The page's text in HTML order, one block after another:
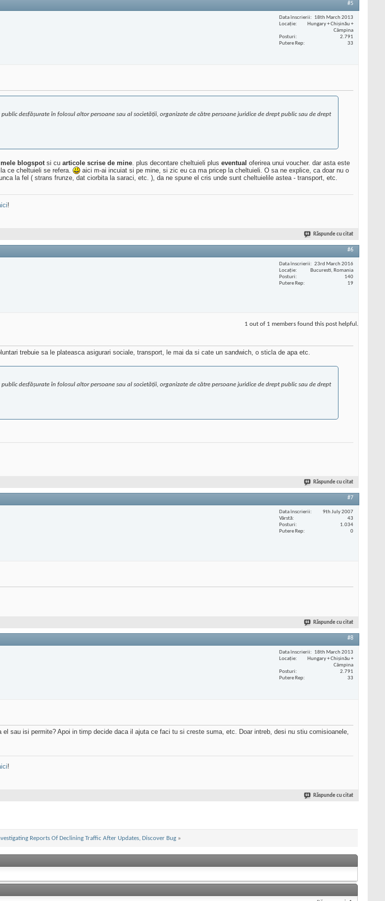
#5
Data înscrierii
18th March 2013
Locaţie
Hungary + Chișinău +
Câmpina
Posturi
2.791
Putere Rep
33
desfășurate în folosul altor persoane sau al societății, organizate de către persoane juridice de drept public sau de drept
blogspotsi cu articole scrise de mine. plus decontare cheltuieli plus eventual oferirea unui voucher. dar asta este
ce cheltuieli se refera.
aici m-ai incuiat si pe mine, si zic eu ca ma pricep la cheltuieli. O sa ne explice, ca doar nu o
la fel ( strans frunze, dat ciorbita la saraci, etc. ), da ne spune el cris unde sunt cheltuielile astea - transport, etc.
!
Răspunde cu citat
#6
Data înscrierii
23rd March 2016
Locaţie
Bucuresti, Romania
Posturi
140
Putere Rep
19
1 out of 1 members found this post helpful.
trebuie sa le plateasca asigurari sociale, transport, le mai da si cate un sandwich, o sticla de apa etc.
desfășurate în folosul altor persoane sau al societății, organizate de către persoane juridice de drept public sau de drept
Răspunde cu citat
#7
Data înscrierii
9th July 2007
Vârstă
43
Posturi
1.034
Putere Rep
0
Răspunde cu citat
#8
Data înscrierii
18th March 2013
Locaţie
Hungary + Chișinău +
Câmpina
Posturi
2.791
Putere Rep
33
sau isi permite? Apoi in timp decide daca il ajuta ce faci tu si creste suma, etc. Doar intreb, desi nu stiu comisioanele,
!
Răspunde cu citat
Reports Of Declining Traffic After Updates, Discover Bug »